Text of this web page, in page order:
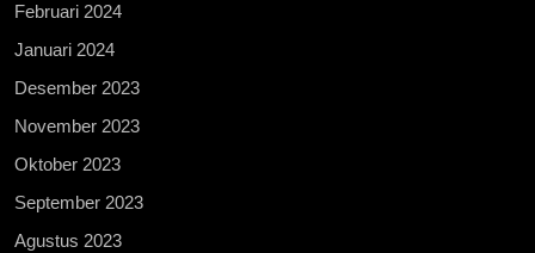
Februari 2024
Januari 2024
Desember 2023
November 2023
Oktober 2023
September 2023
Agustus 2023